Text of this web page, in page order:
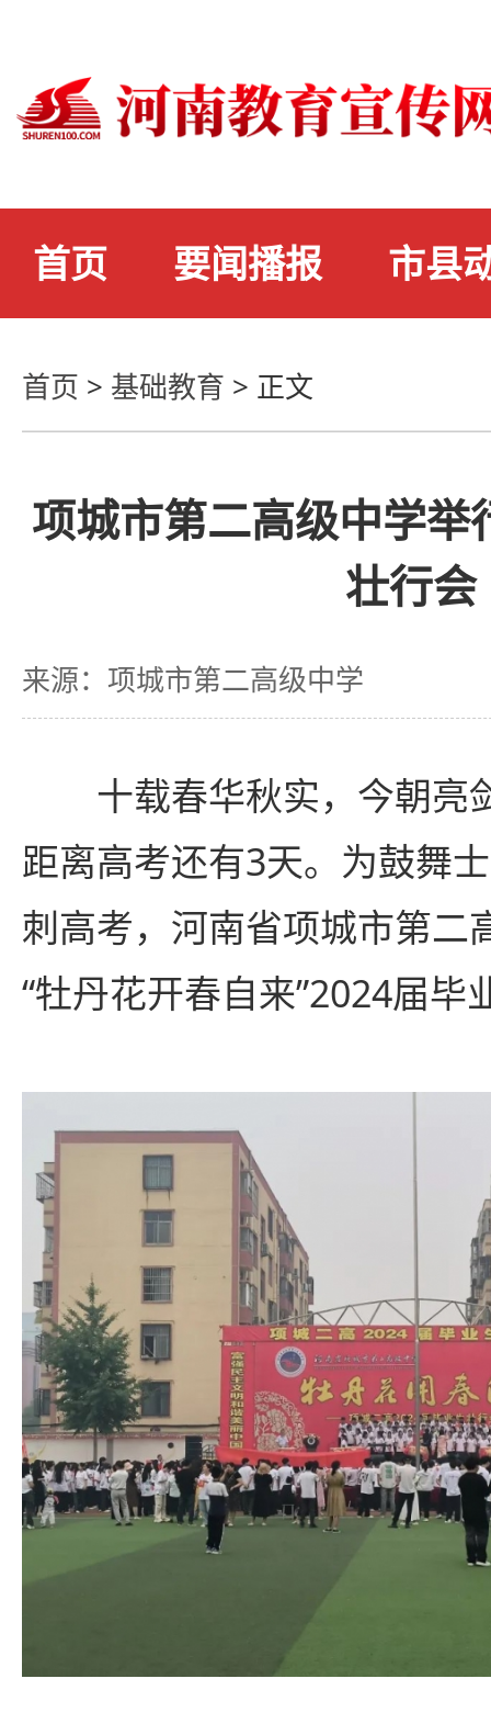
首页 要闻播报 市县
首页 > 基础教育 > 正文
项城市第二高级中学
壮行会
来源：项城市第二高级中学
十载春华秋实，今朝亮
距离高考还有3天。为鼓舞
刺高考，河南省项城市第二
“牡丹花开春自来”2024届毕